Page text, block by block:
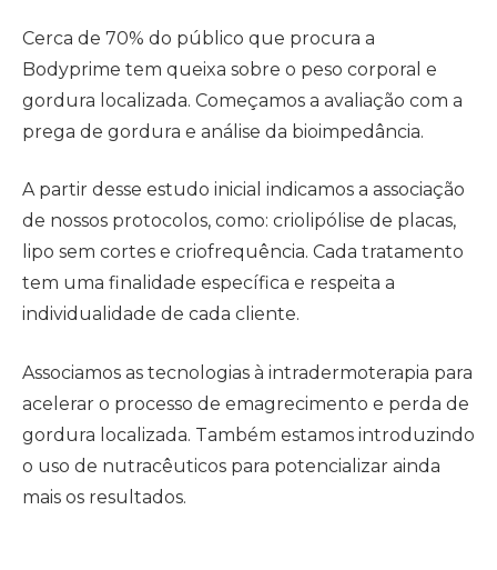
Cerca de 70% do público que procura a
Bodyprime tem queixa sobre o peso corporal e
gordura localizada. Começamos a avaliação com a
prega de gordura e análise da bioimpedância.
A partir desse estudo inicial indicamos a associação
de nossos protocolos, como: criolipólise de placas,
lipo sem cortes e criofrequência. Cada tratamento
tem uma finalidade específica e respeita a
individualidade de cada cliente.
Associamos as tecnologias à intradermoterapia para
acelerar o processo de emagrecimento e perda de
gordura localizada. Também estamos introduzindo
o uso de nutracêuticos para potencializar ainda
mais os resultados.